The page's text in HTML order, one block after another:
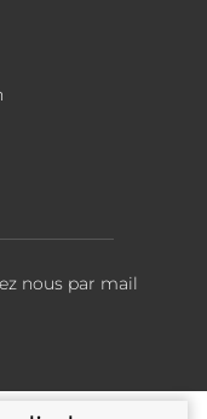
nous par mail